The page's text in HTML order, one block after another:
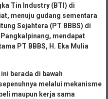
Tin Industry (BTI) di
menuju gudang sementara
Sejahtera (PT BBBS) di
mendapat
PT BBBS, H. Eka Mulia
berada di bawah
melalui mekanisme
maupun kerja sama